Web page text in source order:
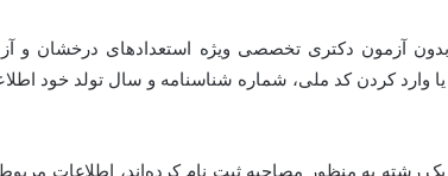
بدون آزمون دکتری تخصصی ویژه استعدادهای درخشان و
وارد کردن کد ملی، شماره شناسنامه و سال تولد خود
رشته به منظور مصاحبه ثبت نام کرده‌اند، اطلاعات